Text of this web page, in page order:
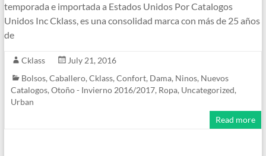
temporada e importada a Estados Unidos Por Catalogos
Unidos Inc Cklass, es una consolidad marca con más de 25 años
de
Cklass
July 21, 2016
Bolsos, Caballero, Cklass, Confort, Dama, Ninos, Nuevos
Catalogos, Otoño - Invierno 2016/2017, Ropa, Uncategorized,
Urban
Read more